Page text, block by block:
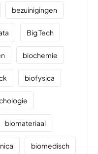
bezuinigingen
Big Tech
biochemie
biofysica
biomateriaal
biomedisch